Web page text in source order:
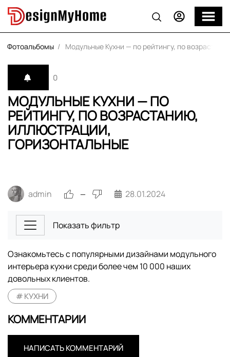
Фотоальбомы Модульные Кухни — по рейтингу, по
МОДУЛЬНЫЕ КУХНИ — ПО
РЕЙТИНГУ, ПО ВОЗРАСТАНИЮ,
ИЛЛЮСТРАЦИИ,
ГОРИЗОНТАЛЬНЫЕ
0
admin — 28.01.2024
Показать фильтр
Ознакомьтесь с популярными дизайнами модульного
интерьера кухни среди более чем 10 000 наших
довольных клиентов.
КУХНИ
КОММЕНТАРИИ
НАПИСАТЬ КОММЕНТАРИЙ